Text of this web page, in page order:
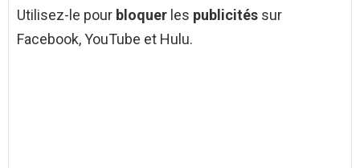
Utilisez-le pour bloquer les publicités sur
Facebook, YouTube et Hulu.